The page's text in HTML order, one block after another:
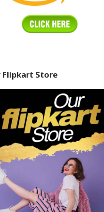
Flipkart Store